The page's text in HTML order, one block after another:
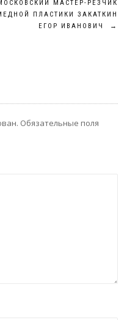
МАСТЕР-РЕЗЧИК
ПЛАСТИКИ ЗАКАТКИН
ЕГОР ИВАНОВИЧ
→
Обязательные поля